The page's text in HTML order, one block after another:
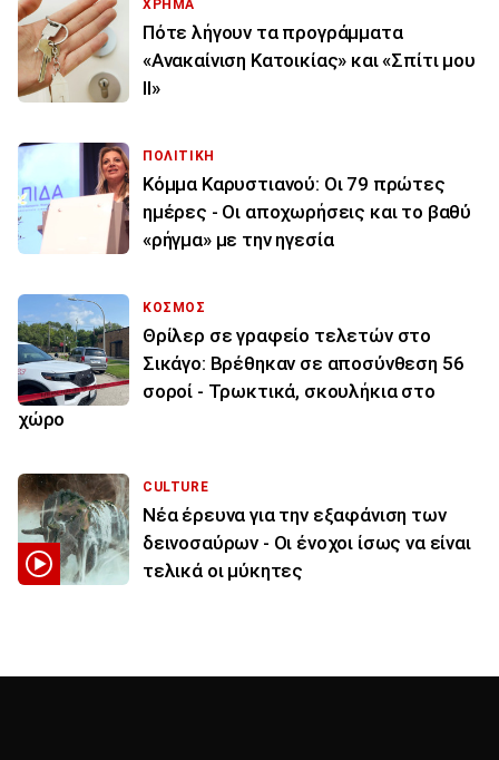
ΧΡΗΜΑ
Πότε λήγουν τα προγράμματα
«Ανακαίνιση Κατοικίας» και «Σπίτι μου
ΙΙ»
ΠΟΛΙΤΙΚΗ
Κόμμα Καρυστιανού: Οι 79 πρώτες
ημέρες - Οι αποχωρήσεις και το βαθύ
«ρήγμα» με την ηγεσία
ΚΟΣΜΟΣ
Θρίλερ σε γραφείο τελετών στο
Σικάγο: Βρέθηκαν σε αποσύνθεση 56
σοροί - Τρωκτικά, σκουλήκια στο
χώρο
CULTURE
Νέα έρευνα για την εξαφάνιση των
δεινοσαύρων - Οι ένοχοι ίσως να είναι
τελικά οι μύκητες